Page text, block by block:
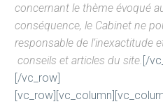
concernant le thème évoqué
conséquence, le Cabinet ne
responsable de l’inexactitude
conseils et articles du site. [/
[/vc_row]